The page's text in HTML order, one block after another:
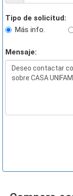
Tipo de solicitud:
Más info.
Mensaje: